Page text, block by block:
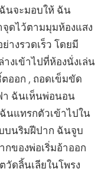
นจะมอบให้ ฉัน
ดไว้ตามมุมห้องแสง
างรวดเร็ว โดยมี
งเข้าไปที่ห้องนั่งเล่น
ออก , ถอดเข็มขัด
า ฉันเห็นพ่อนอน
นแทรกตัวเข้าไปใน
บนริมฝีปาก ฉันจูบ
ของพ่อเริ่มอ้าออก
ดลิ้นเลียในโพรง